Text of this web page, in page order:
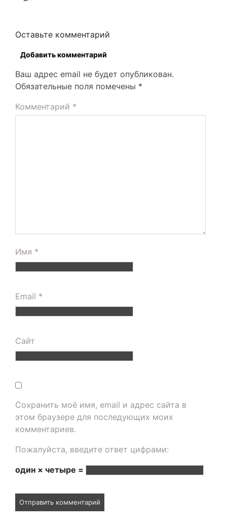
Оставьте комментарий
Добавить комментарий
Ваш адрес email не будет опубликован.
Обязательные поля помечены *
Комментарий *
Имя *
Email *
Сайт
Сохранить моё имя, email и адрес сайта в
этом браузере для последующих моих
комментариев.
Пожалуйста, введите ответ цифрами:
один × четыре =